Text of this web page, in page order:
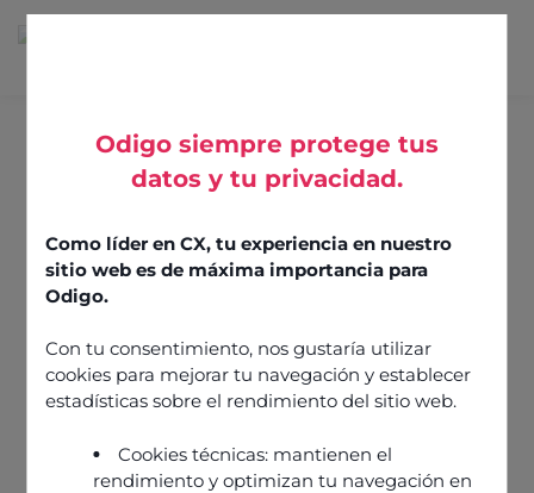
Odigo siempre protege tus
datos y tu privacidad.
Como líder en CX, tu experiencia en nuestro
sitio web es de máxima importancia para
Odigo.
Con tu consentimiento, nos gustaría utilizar
cookies para mejorar tu navegación y establecer
estadísticas sobre el rendimiento del sitio web.
Cookies técnicas: mantienen el
rendimiento y optimizan tu navegación en
Tous
Guides et
conseils
Tendances
marché &
analyses